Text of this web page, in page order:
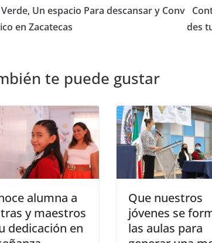
Un espacio Para descansar y Conv
en Zacatecas
des
te puede gustar
alumna a
y maestros
dedicación en
Que nuestros
jóvenes se
las aulas para